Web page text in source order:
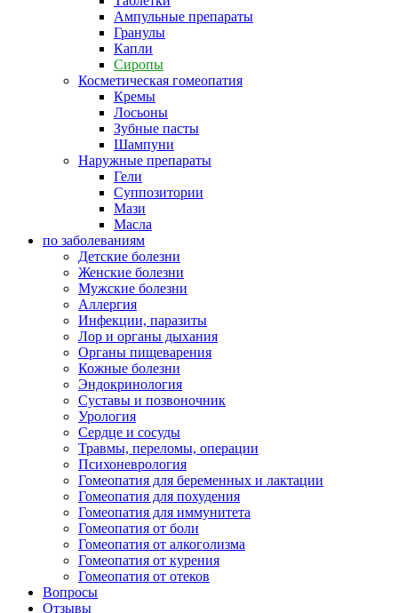
Ампульные препараты
Гранулы
Капли
Сиропы
Косметическая гомеопатия
Кремы
Лосьоны
Зубные пасты
Шампуни
Наружные препараты
Гели
Суппозитории
Мази
Масла
по заболеваниям
Детские болезни
Женские болезни
Мужские болезни
Аллергия
Инфекции, паразиты
Лор и органы дыхания
Органы пищеварения
Кожные болезни
Эндокринология
Суставы и позвоночник
Урология
Сердце и сосуды
Травмы, переломы, операции
Психоневрология
Гомеопатия для беременных и лактации
Гомеопатия для похудения
Гомеопатия для иммунитета
Гомеопатия от боли
Гомеопатия от алкоголизма
Гомеопатия от курения
Гомеопатия от отеков
Вопросы
Отзывы